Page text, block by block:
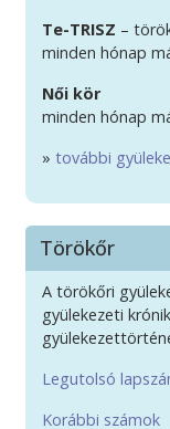
Te-TRISZ –
minden hónap
Női kör
minden hónap
» további
Törökőr
A törökőri
gyülekezeti
Legutolsó
Korábbi számok